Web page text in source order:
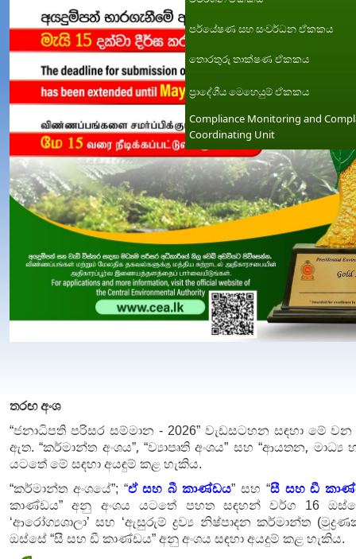
පර්යේෂණ සහ සංවර්ධන ඒකකය
තොරතුරු තාක්ෂණ ඒකකය
ප්‍රාදේශීය මෙහෙයුම් ඒකකය
Compliance Monitoring and
Coordinating Unit
තරඟ අංශ
“ජනාධිපති පරිසර සම්මාන - 2026” වැඩසටහන සඳහා මේ
ඇත. “කර්මාන්ත අංශය”,“ව්‍යාපෘති අංශය” සහ “ආයතන, මාධ්‍ය
යටතේ මේ සඳහා අයඳුම් කළ හැකිය.
“කර්මාන්ත අංශයේ”; “ඒ සහ බී කාණ්ඩය” සහ “සී සහ ඩී
කාණ්ඩය” අනු අංශය යටතේ පහත සඳහන් වර්ග 16
‘ආරෝග්‍යශාලා’ සහ ‘ඇසුරුම්ද්‍රව්‍ය නිෂ්පාදනකර්මාන්ත (මුද්‍රණ
ඔස්සේ “සී සහ ඩී කාණ්ඩය” අනු අංශය සඳහා අයදුම් කළ හැකිය.